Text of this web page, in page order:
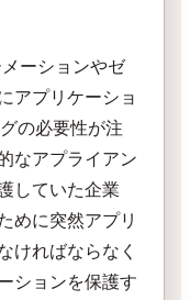
ーションやゼ
アプリケーショ
の必要性が注
なアプライアン
していた企業
めに突然アプリ
ければならなく
ションを保護す